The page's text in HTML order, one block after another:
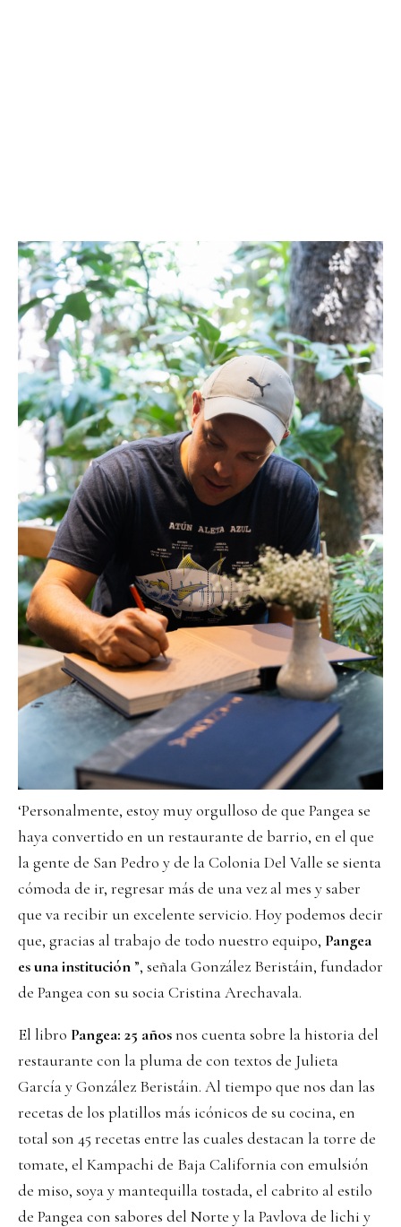
‘Personalmente, estoy muy orgulloso de que Pangea se
haya convertido en un restaurante de barrio, en el que
la gente de San Pedro y de la Colonia Del Valle se sienta
cómoda de ir, regresar más de una vez al mes y saber
que va recibir un excelente servicio. Hoy podemos decir
que, gracias al trabajo de todo nuestro equipo, Pangea
es una institución ”, señala González Beristáin, fundador
de Pangea con su socia Cristina Arechavala.
El libro Pangea: 25 añosnos cuenta sobre la historia del
restaurante con la pluma de con textos de Julieta
García y González Beristáin. Al tiempo que nos dan las
recetas de los platillos más icónicos de su cocina, en
total son 45 recetas entre las cuales destacan la torre de
tomate, el Kampachi de Baja California con emulsión
de miso, soya y mantequilla tostada, el cabrito al estilo
de Pangea con sabores del Norte y la Pavlova de lichi y